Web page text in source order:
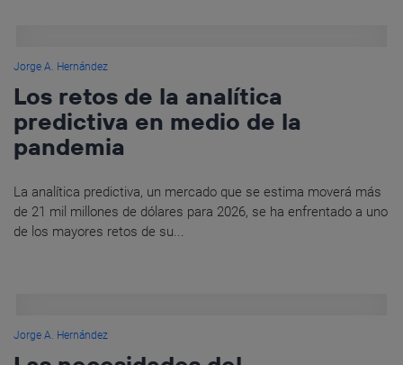
Jorge A. Hernández
Los retos de la analítica
predictiva en medio de la
pandemia
La analítica predictiva, un mercado que se estima moverá más
de 21 mil millones de dólares para 2026, se ha enfrentado a uno
de los mayores retos de su...
Jorge A. Hernández